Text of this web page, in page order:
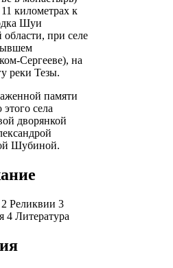
километрах к
Шуи
при селе
Сергееве), на
реки Тезы.
памяти
села
дворянкой
Шубиной.
Реликвии 3
4 Литература